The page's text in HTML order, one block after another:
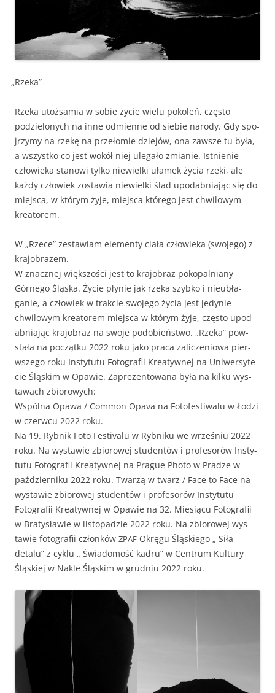
„Rze­ka”
Rze­ka utożsamia w sobie życie wielu pokoleń, częs­to
podzielonych na inne odmi­enne od siebie nar­o­dy. Gdy spo­
jrzymy na rzekę na przełomie dziejów, ona zawsze tu była,
a wszys­tko co jest wokół niej ule­gało zmi­an­ie. Ist­nie­nie
człowieka stanowi tylko niewiel­ki ułamek życia rze­ki, ale
każdy człowiek zostaw­ia niewiel­ki ślad upod­ab­ni­a­jąc się do
miejs­ca, w którym żyje, miejs­ca którego jest chwilowym
kreatorem.
W „Rzece” zestaw­iam ele­men­ty ciała człowieka (swo­jego) z
krajobrazem.
W znacznej więk­szoś­ci jest to kra­jo­braz pokopal­ni­any
Górnego Śląs­ka. Życie płynie jak rze­ka szy­bko i nieubła­
ganie, a człowiek w trak­cie swo­jego życia jest jedynie
chwilowym kreatorem miejs­ca w którym żyje, częs­to upod­
ab­ni­a­jąc kra­jo­braz na swo­je podobieńst­wo. „Rze­ka” pow­
stała na początku 2022 roku jako pra­ca zal­iczeniowa pier­
wszego roku Insty­tu­tu Fotografii Kreaty­wnej na Uni­w­er­syte­
cie Śląskim w Opaw­ie. Zaprezen­towana była na kilku wys­
tawach zbiorowych:
Wspól­na Opawa / Com­mon Opa­va na Fotofesti­walu w Łodzi
w czer­w­cu 2022 roku.
Na 19. Ryb­nik Foto Fes­ti­valu w Ryb­niku we wrześniu 2022
roku. Na wys­taw­ie zbiorowej stu­den­tów i pro­fe­sorów Insty­
tu­tu Fotografii Kreaty­wnej na Prague Pho­to w Pradze w
październiku 2022 roku. Twarzą w twarz / Face to Face na
wys­taw­ie zbiorowej stu­den­tów i pro­fe­sorów Insty­tu­tu
Fotografii Kreaty­wnej w Opaw­ie na 32. Miesiącu Fotografii
w Bratysław­ie w listopadzie 2022 roku. Na zbiorowej wys­
taw­ie fotografii członków ZPAF Okręgu Śląskiego „ Siła
detalu” z cyk­lu „ Świado­mość kadru” w Cen­trum Kul­tu­ry
Śląskiej w Nakle Śląskim w grud­niu 2022 roku.